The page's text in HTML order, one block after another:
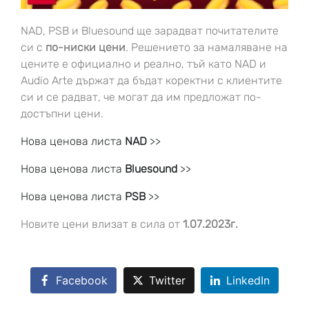
NAD, PSB и Bluesound ще зарадват почитателите
си с по-ниски цени. Решението за намаляване на
цените е официално и реално, тъй като NAD и
Audio Arte държат да бъдат коректни с клиентите
си и се радват, че могат да им предложат по-
достъпни цени.
Нова ценова листа NAD >>
Нова ценова листа Bluesound >>
Нова ценова листа PSB >>
Новите цени влизат в сила от 1.07.2023г.
Facebook Twitter LinkedIn